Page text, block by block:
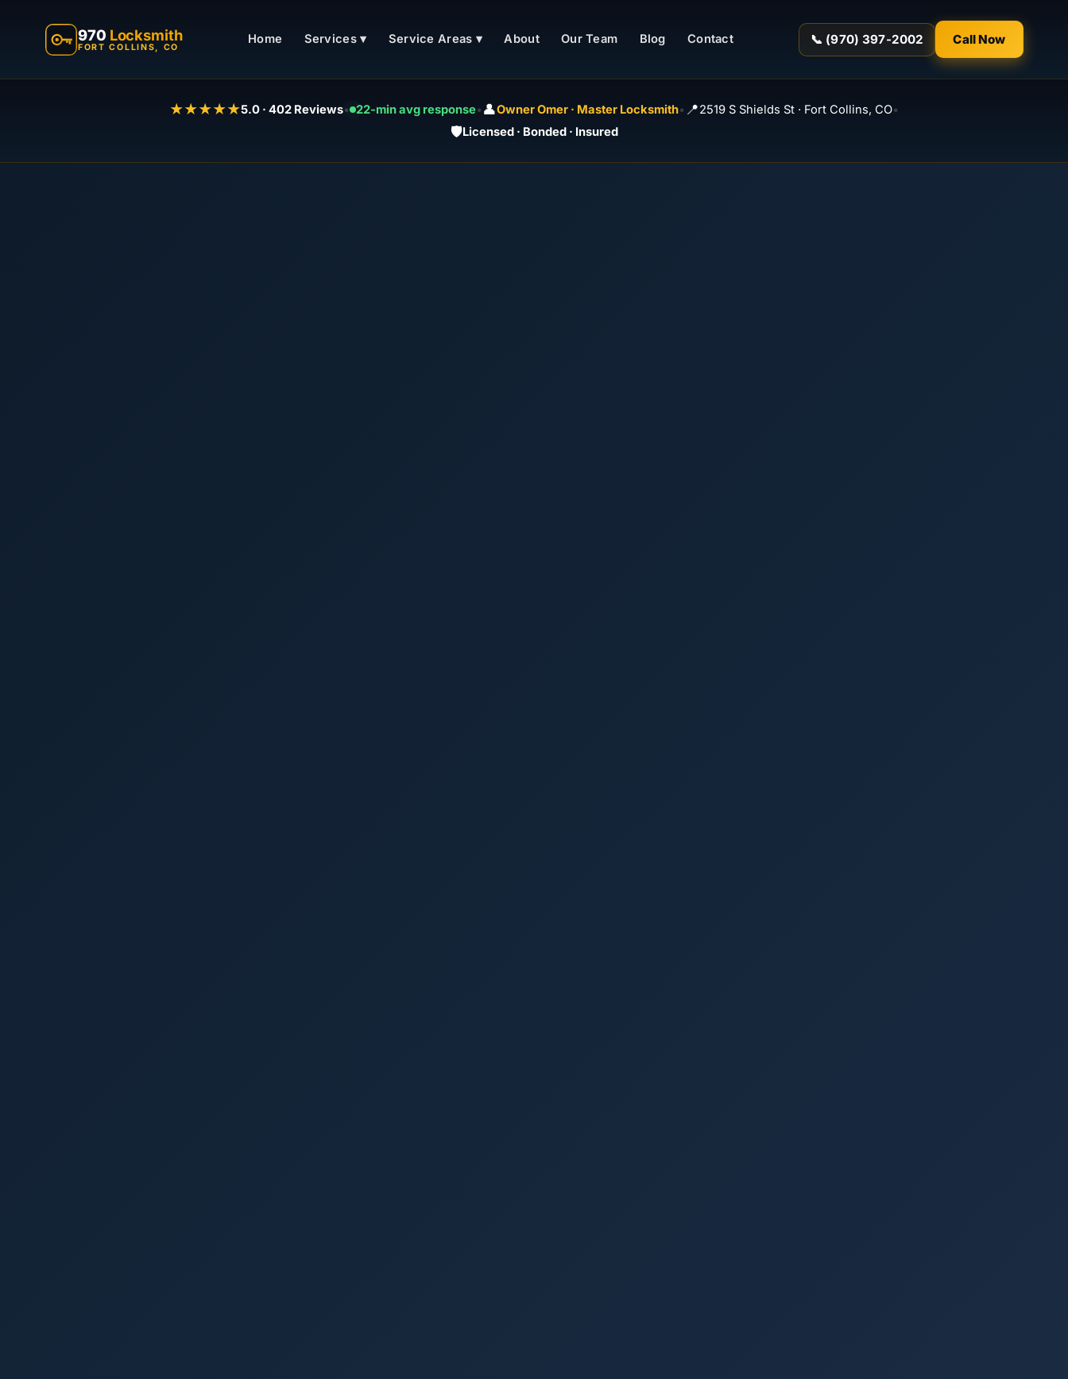
970 Locksmith
FORT COLLINS, CO
Home Services ▾ Service Areas ▾ About Our Team Blog Contact 📞 (970) 397-2002 Call Now
★★★★★5.0 · 402 Reviews• 22-min avg response• 👤Owner Omer · Master Locksmith• 📍2519 S Shields St · Fort Collins, CO•
🛡️Licensed · Bonded · Insured